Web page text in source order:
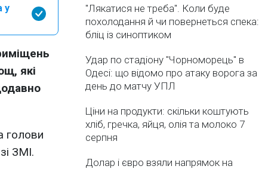
у
які
голови
ЗМІ.
"Лякатися не треба". Коли буде
похолодання й чи повернеться спека:
бліц із синоптиком
Удар по стадіону "Чорноморець" в
Одесі: що відомо про атаку ворога за
день до матчу УПЛ
Ціни на продукти: скільки коштують
хліб, гречка, яйця, олія та молоко 7
серпня
Долар і євро взяли напрямок на